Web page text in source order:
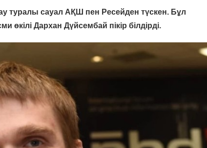
туралы сауал АҚШ пен Ресейден түскен. Бұл
Дархан Дүйсембай пікір білдірді.